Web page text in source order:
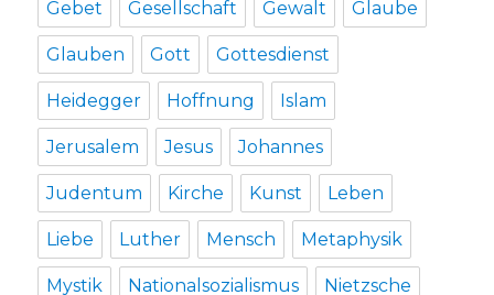
Gebet Gesellschaft Gewalt Glaube
Glauben Gott Gottesdienst
Heidegger Hoffnung Islam
Jerusalem Jesus Johannes
Judentum Kirche Kunst Leben
Liebe Luther Mensch Metaphysik
Mystik Nationalsozialismus Nietzsche